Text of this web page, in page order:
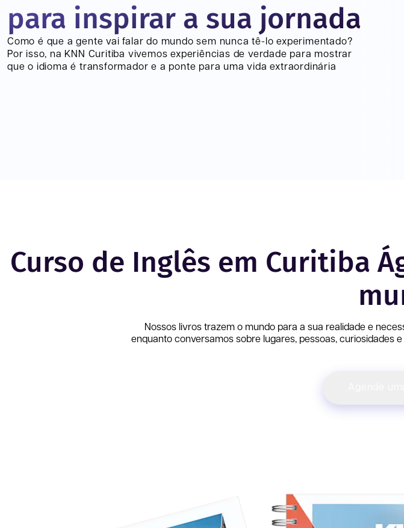
para inspirar a sua jornada
Como é que a gente vai falar do mundo sem nunca tê-lo experimentado?
Por isso, na KNN Curitiba vivemos experiências de verdade para mostrar
que o idioma é transformador e a ponte para uma vida extraordinária
Curso de Inglês em Curitiba
Nossos livros trazem o mundo para a sua realidade e
enquanto conversamos sobre lugares, pessoas, curiosidades